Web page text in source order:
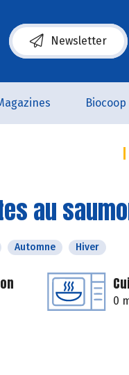
Newsletter
(s’ouvre dans une
Biocoop
au
Automne Hiver
0